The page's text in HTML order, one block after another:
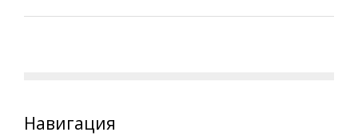
Навигация